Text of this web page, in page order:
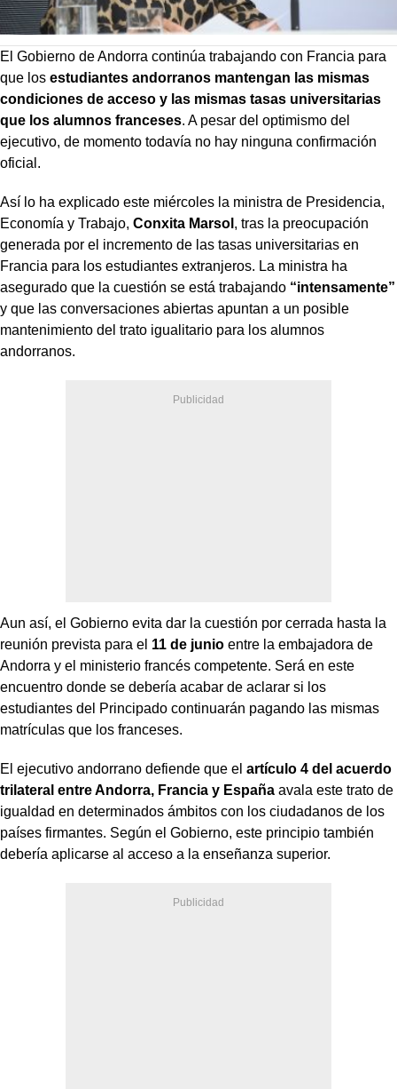
El Gobierno de Andorra continúa trabajando con Francia para
que los estudiantes andorranos mantengan las mismas
condiciones de acceso y las mismas tasas universitarias
que los alumnos franceses. A pesar del optimismo del
ejecutivo, de momento todavía no hay ninguna confirmación
oficial.
Así lo ha explicado este miércoles la ministra de Presidencia,
Economía y Trabajo, Conxita Marsol , tras la preocupación
generada por el incremento de las tasas universitarias en
Francia para los estudiantes extranjeros. La ministra ha
asegurado que la cuestión se está trabajando “intensamente”
y que las conversaciones abiertas apuntan a un posible
mantenimiento del trato igualitario para los alumnos
andorranos.
Aun así, el Gobierno evita dar la cuestión por cerrada hasta la
reunión prevista para el 11 de junio entre la embajadora de
Andorra y el ministerio francés competente. Será en este
encuentro donde se debería acabar de aclarar si los
estudiantes del Principado continuarán pagando las mismas
matrículas que los franceses.
El ejecutivo andorrano defiende que el artículo 4 del acuerdo
trilateral entre Andorra, Francia y España avala este trato de
igualdad en determinados ámbitos con los ciudadanos de los
países firmantes. Según el Gobierno, este principio también
debería aplicarse al acceso a la enseñanza superior.